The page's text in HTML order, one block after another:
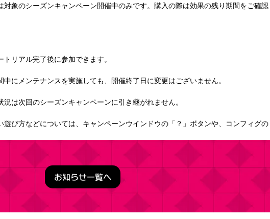
象のシーズンキャンペーン開催中のみです。購入の際は効果の残り期間をご確認
リアル完了後に参加できます。
中にメンテナンスを実施しても、開催終了日に変更はございません。
況は次回のシーズンキャンペーンに引き継がれません。
遊び方などについては、キャンペーンウインドウの「？」ボタンや、コンフィグの
お知らせ一覧へ